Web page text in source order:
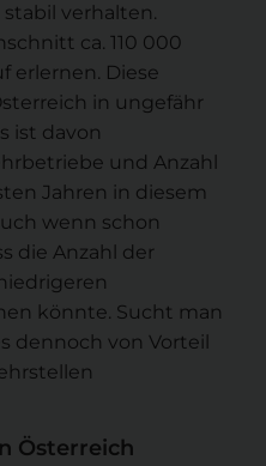
verhalten.
ca. 110 000
erlernen. Diese
in ungefähr
ist davon
und Anzahl
Jahren in diesem
wenn schon
die Anzahl der
könnte. Sucht man
dennoch von Vorteil
Österreich